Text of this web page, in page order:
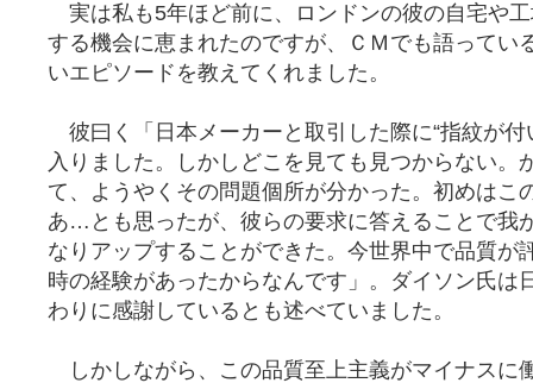
実は私も5年ほど前に、ロンドンの彼の自宅や
する機会に恵まれたのですが、ＣＭでも語ってい
いエピソードを教えてくれました。
彼曰く「日本メーカーと取引した際に“指紋が付
入りました。しかしどこを見ても見つからない。
て、ようやくその問題個所が分かった。初めはこ
あ…とも思ったが、彼らの要求に答えることで我
なりアップすることができた。今世界中で品質が
時の経験があったからなんです」。ダイソン氏は
わりに感謝しているとも述べていました。
しかしながら、この品質至上主義がマイナスに